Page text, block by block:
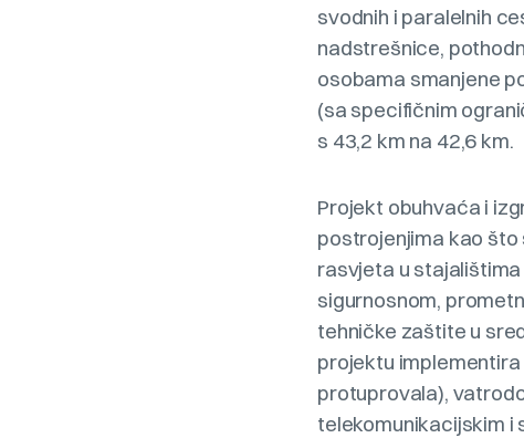
svodnih i paralelnih
nadstrešnice,
osobama smanjene
(sa specifičnim
s 43,2 km na 42,6 km.
Projekt obuhvaća i
postrojenjima kao
rasvjeta u
sigurnosnom,
tehničke zaštite u
projektu
protuprovala),
telekomunikacijskim i